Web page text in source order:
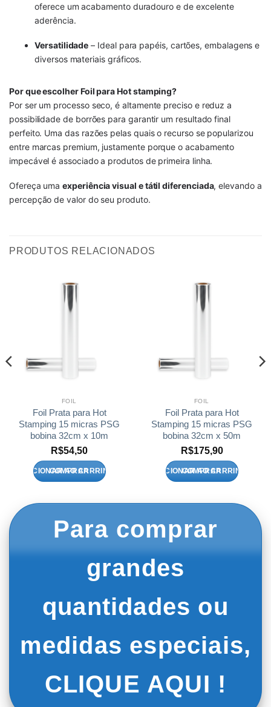
oferece um acabamento duradouro e de excelente
aderência.
Versatilidade – Ideal para papéis, cartões, embalagens e
diversos materiais gráficos.
Por que escolher Foil para Hot stamping?
Por ser um processo seco, é altamente preciso e reduz a
possibilidade de borrões para garantir um resultado final
perfeito. Uma das razões pelas quais o recurso se popularizou
entre marcas premium, justamente porque o acabamento
impecável é associado a produtos de primeira linha.
Ofereça umaexperiência visual e tátil diferenciada, elevando a
percepção de valor do seu produto.
PRODUTOS RELACIONADOS
FOIL
Foil Prata para Hot
Stamping 15 micras PSG
bobina 32cm x 10m
R$54,50
ADICIONAR AO CARRINHO
FOIL
Foil Prata para Hot
Stamping 15 micras PSG
bobina 32cm x 50m
R$175,90
ADICIONAR AO CARRINHO
Para comprar
grandes
quantidades ou
medidas especiais,
CLIQUE AQUI !